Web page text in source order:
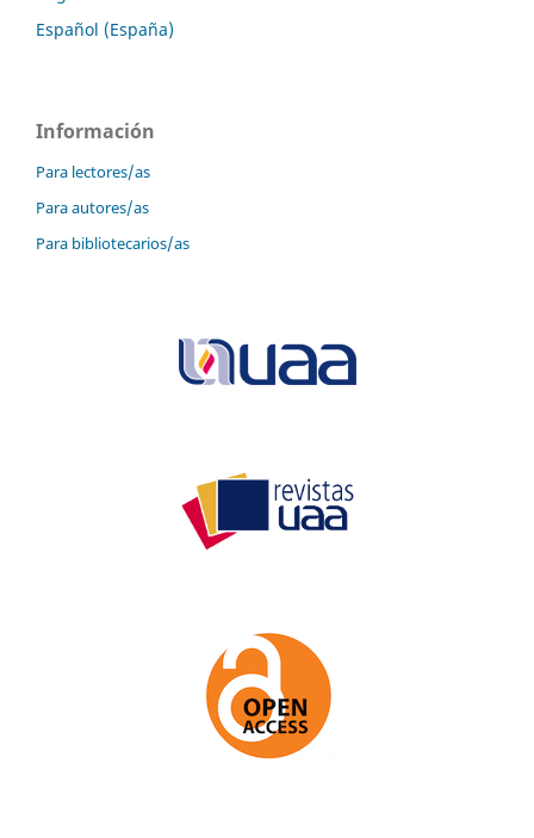
Español (España)
Información
Para lectores/as
Para autores/as
Para bibliotecarios/as